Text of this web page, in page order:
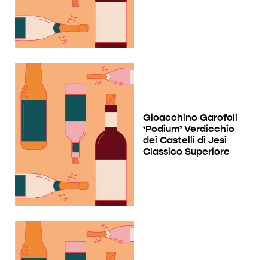
Gioacchino Garofoli
‘Podium’ Verdicchio
dei Castelli di Jesi
Classico Superiore